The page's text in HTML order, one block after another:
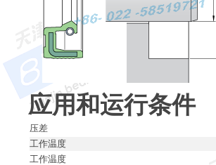
应用和运行条件
压差
工作温度
工作温度